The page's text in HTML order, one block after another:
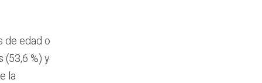
de edad o
(53,6 %) y
la